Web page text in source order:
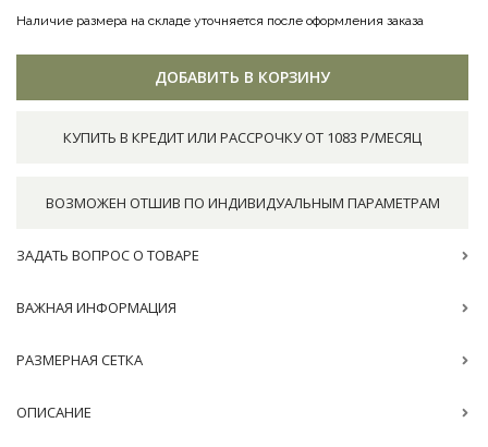
Наличие размера на складе уточняется после оформления заказа
ДОБАВИТЬ В КОРЗИНУ
КУПИТЬ В КРЕДИТ ИЛИ РАССРОЧКУ ОТ 1083 Р/МЕСЯЦ
ВОЗМОЖЕН ОТШИВ ПО ИНДИВИДУАЛЬНЫМ ПАРАМЕТРАМ
ЗАДАТЬ ВОПРОС О ТОВАРЕ
ВАЖНАЯ ИНФОРМАЦИЯ
РАЗМЕРНАЯ СЕТКА
ОПИСАНИЕ